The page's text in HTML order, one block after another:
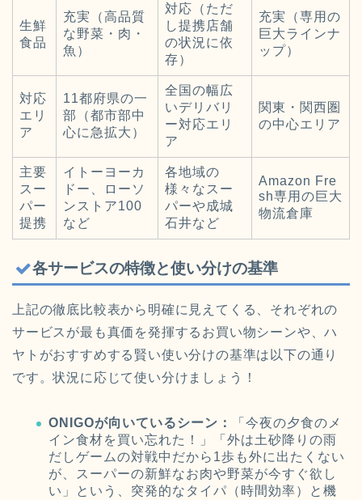
生鮮
食品
充実（高品質
な野菜・肉・
魚）
対応（ただ
し提携店舗
の状況に依
存）
充実（専用の
巨大ラインナ
ップ）
対応
エリ
ア
11都府県の一
部（都市部中
心に急拡大）
全国の幅広
いデリバリ
ー対応エリ
ア
関東・関西圏
の中心エリア
主要
スー
パー
提携
イトーヨーカ
ドー、ローソ
ンストア100
など
各地域の
様々なスー
パーや成城
石井など
Amazon Fre
sh専用の巨大
物流倉庫
各サービスの特徴と使い分けの基準
上記の徹底比較表から明確に見えてくる、それぞれの
サービスが最も真価を発揮するお買い物シーンや、ハ
ヤトがおすすめする賢い使い分けの基準は以下の通り
です。状況に応じて使い分けましょう！
ONIGOが向いているシーン：
「今夜の夕食のメ
イン食材を買い忘れた！」「外は土砂降りの雨
だしゲームの対戦中だから1歩も外に出たくない
が、スーパーの新鮮なお肉や野菜が今すぐ欲し
い」という、突発的なタイパ（時間効率）と機